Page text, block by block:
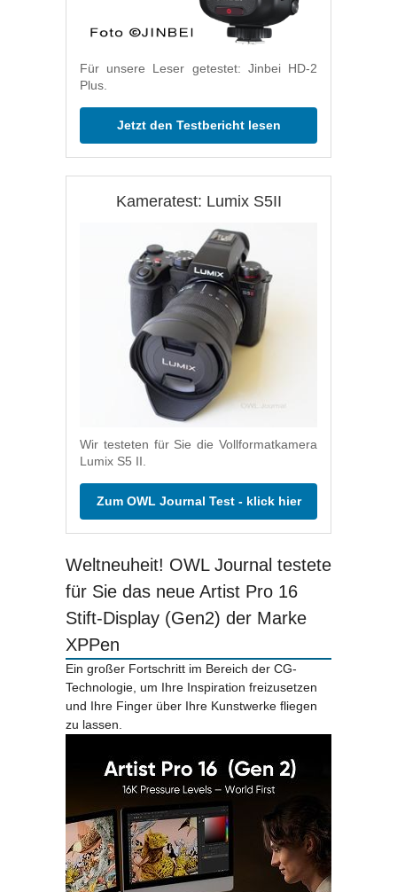
Für unsere Leser getestet: Jinbei HD-2
Plus.
Jetzt den Testbericht lesen
Kameratest: Lumix S5II
Wir testeten für Sie die Vollformatkamera
Lumix S5 II.
Zum OWL Journal Test - klick hier
Weltneuheit! OWL Journal testete
für Sie das neue Artist Pro 16
Stift-Display (Gen2) der Marke
XPPen
Ein großer Fortschritt im Bereich der CG-
Technologie, um Ihre Inspiration freizusetzen
und Ihre Finger über Ihre Kunstwerke fliegen
zu lassen.